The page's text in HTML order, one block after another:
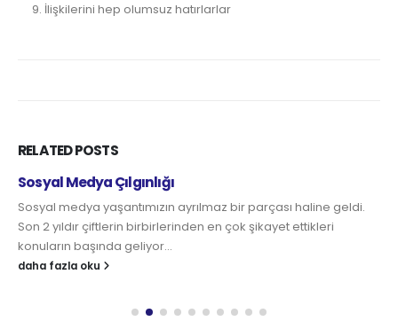
İlişkilerini hep olumsuz hatırlarlar
RELATEDPOSTS
Mutsuzluk Bulaşıcı mı?
1981 yılında Mersin’e taşınmıştık, daha 8 yaşındaydım.
Oturduğumuz semtte yeni açılan bir market vardı. Okulumuz
yakındı, yürüyerek giderdik, mutlaka oraya...
daha fazla oku